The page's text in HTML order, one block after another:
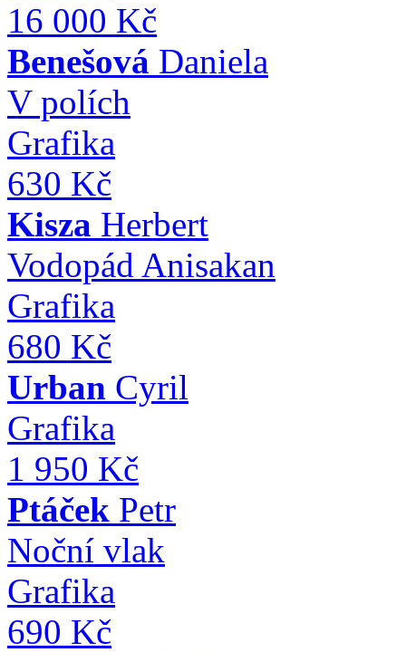
16 000 Kč
Benešová Daniela
V polích
Grafika
630 Kč
Kisza Herbert
Vodopád Anisakan
Grafika
680 Kč
Urban Cyril
Grafika
1 950 Kč
Ptáček Petr
Noční vlak
Grafika
690 Kč